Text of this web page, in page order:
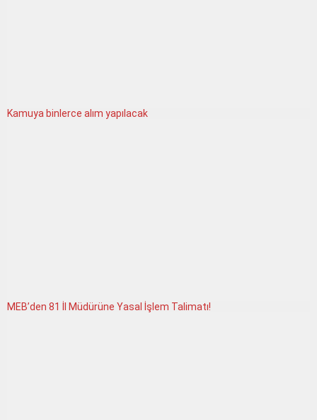
Kamuya binlerce alım yapılacak
MEB’den 81 İl Müdürüne Yasal İşlem Talimatı!